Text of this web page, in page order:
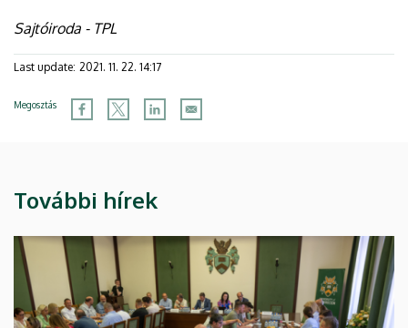
Sajtóiroda - TPL
Last update: 2021. 11. 22. 14:17
Megosztás
További hírek